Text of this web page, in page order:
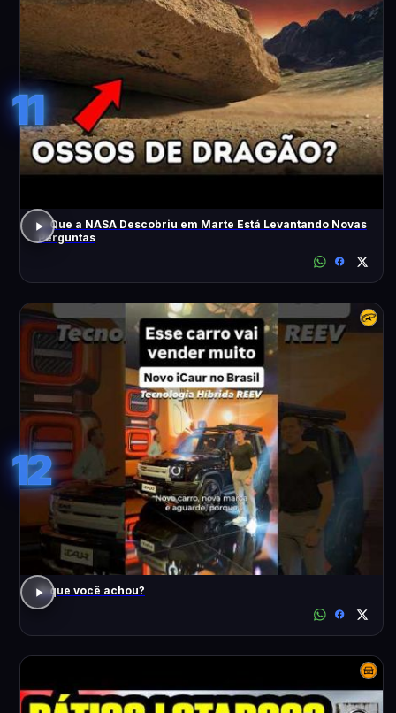
11
O Que a NASA Descobriu em Marte Está Levantando Novas
Perguntas
12
O que você achou?